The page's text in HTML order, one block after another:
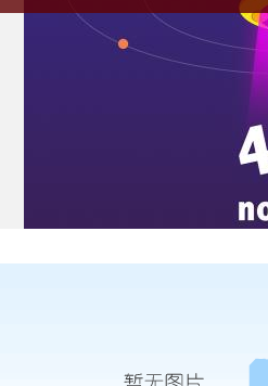
信息学院赴西安中望软